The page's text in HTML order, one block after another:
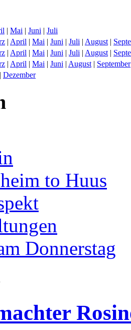
| Mai | Juni | Juli
| April | Mai | Juni | Juli | August |
| April | Mai | Juni | Juli | August |
| April | Mai | Juni | August | September
Dezember
to Huus
Donnerstag